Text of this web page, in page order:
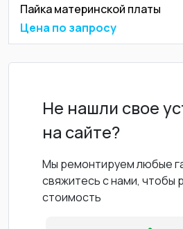
Пайка материнской платы
Цена по запросу
Не нашли свое
на сайте?
Мы ремонтируем любые
свяжитесь с нами, чтобы
стоимость